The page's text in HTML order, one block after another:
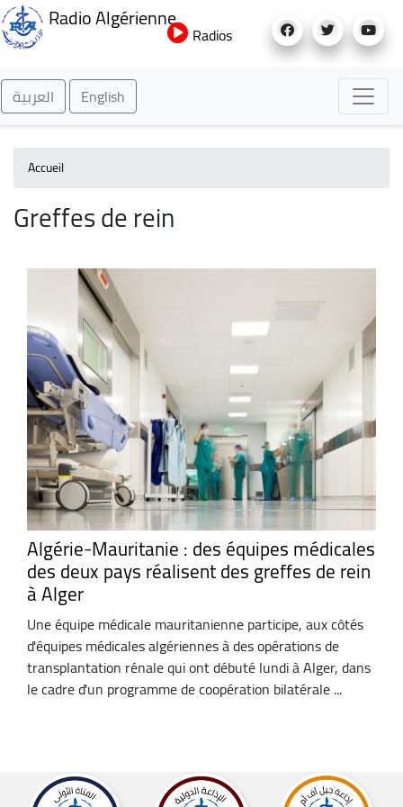
au
Radio Algérienne
Radios
العربية English
Accueil
Greffes de rein
Algérie-Mauritanie : des équipes médicales
des deux pays réalisent des greffes de rein
à Alger
Une équipe médicale mauritanienne participe, aux côtés
d'équipes médicales algériennes à des opérations de
transplantation rénale qui ont débuté lundi à Alger, dans
le cadre d'un programme de coopération bilatérale ...